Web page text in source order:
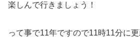
楽しんで行きましょう！
って事で11年ですので11時11分に更